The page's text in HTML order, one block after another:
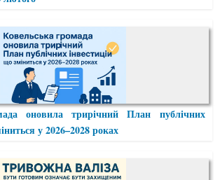
оновила трирічний План публічних
у 2026–2028 роках